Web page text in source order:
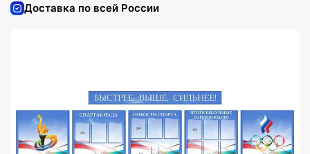
Доставка по всей России